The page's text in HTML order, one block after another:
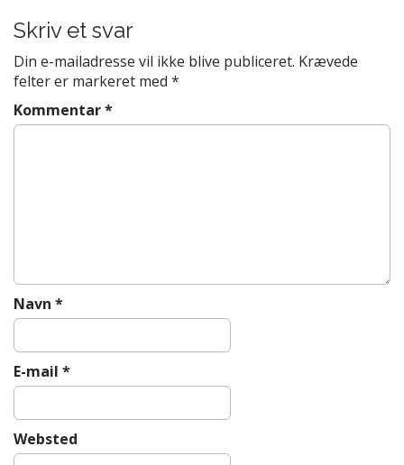
Skriv et svar
Din e-mailadresse vil ikke blive publiceret. Krævede
felter er markeret med *
Kommentar*
Navn *
E-mail *
Websted